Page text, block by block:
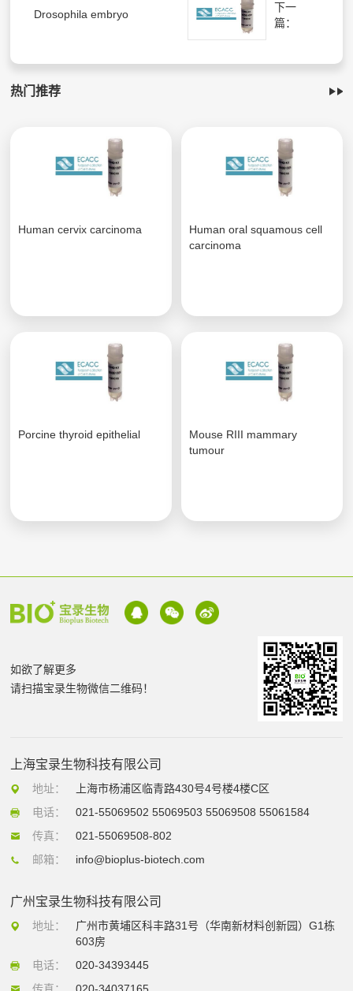
Drosophila embryo
下一
篇：
热门推荐
Human cervix carcinoma
Human oral squamous cell
carcinoma
Porcine thyroid epithelial
Mouse RIII mammary
tumour
如欲了解更多
请扫描宝录生物微信二维码！
上海宝录生物科技有限公司
地址：
上海市杨浦区临青路430号4号楼4楼C区
电话：
021-55069502 55069503 55069508 55061584
传真：
021-55069508-802
邮箱：
info@bioplus-biotech.com
广州宝录生物科技有限公司
地址：
广州市黄埔区科丰路31号（华南新材料创新园）G1栋
603房
电话：
020-34393445